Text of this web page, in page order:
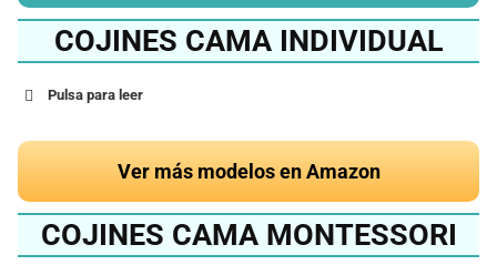
COJINES CAMA INDIVIDUAL
Pulsa para leer
Ver más modelos en Amazon
COJINES CAMA MONTESSORI